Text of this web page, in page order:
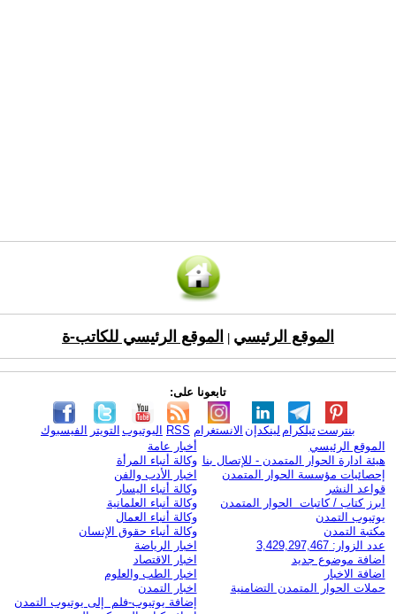
الموقع الرئيسي الموقع الرئيسي للكاتب-ة
تابعونا على:
الفيسبوك التويتر اليوتيوب RSS الانستغرام لينكدإن تيلكرامبنترست
الموقع الرئيسي
هيئة ادارة الحوار المتمدن - للإتصال بنا
إحصائيات مؤسسة الحوار المتمدن
قواعد النشر
ابرز كتاب / كاتبات الحوار المتمدن
يوتيوب التمدن
مكتبة التمدن
عدد الزوار: 3,429,297,467
اضافة موضوع جديد
اضافة الاخبار
حملات الحوار المتمدن التضامنية
أخبار عامة
وكالة أنباء المرأة
اخبار الأدب والفن
وكالة أنباء اليسار
وكالة أنباء العلمانية
وكالة أنباء العمال
وكالة أنباء حقوق الإنسان
اخبار الرياضة
اخبار الاقتصاد
اخبار الطب والعلوم
اخبار التمدن
إضافة يوتيوب-فلم إلى يوتيوب التمدن